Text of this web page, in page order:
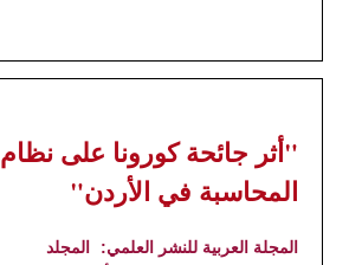
"أثر جائحة كورونا على نظام
المحاسبة في الأردن"
المجلة العربية للنشر العلمي:
المجلد